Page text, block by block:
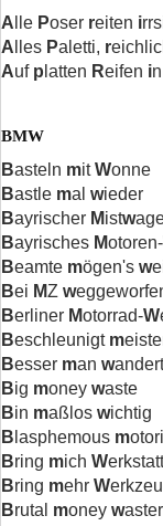
A lle Poser reiten i
A lles Paletti, r
Auf p latten Reifen in
BMW
Basteln mitWonne
Bastle mal wieder
Bayrischer Mistw
Bayrisches Motoren-
Beamte mögen's w
Bei MZ w
Berliner Motorrad-W
Beschleunigt m
Besser man wandert
Big money waste
Bin maßlos wichtig
B lasphemous m
Bring mich Werkstatt
Bring mehr W
Brutal money waster